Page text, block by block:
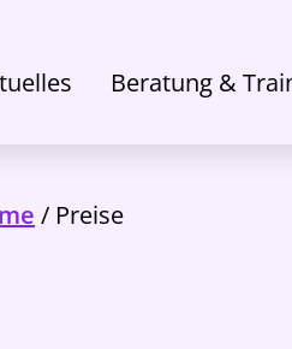
Beratung &
/ Preise